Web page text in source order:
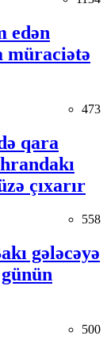
edən
müraciətə
473
qara
çıxarır
558
gələcəyə
500